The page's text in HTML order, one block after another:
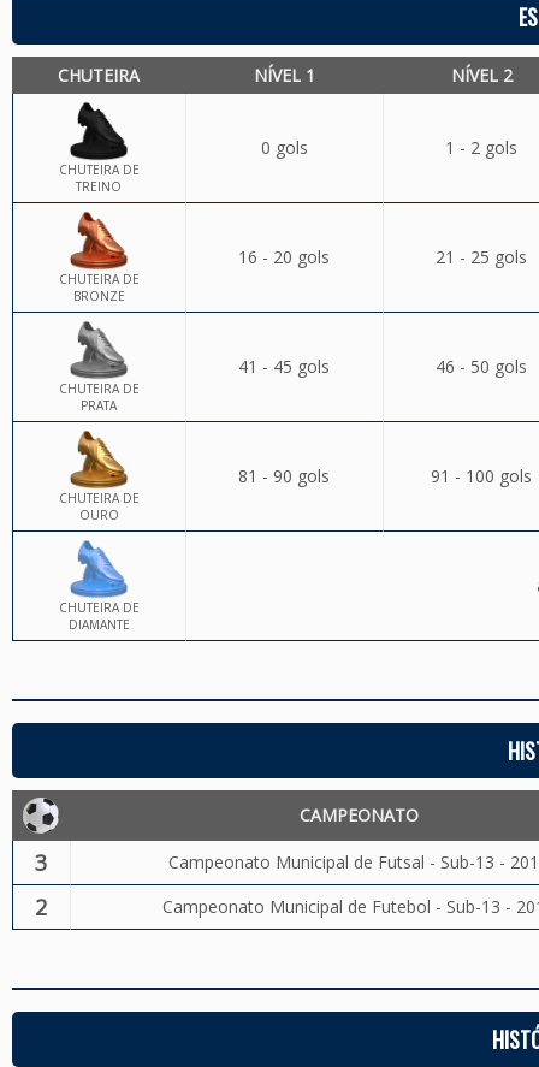
CHUTEIRA NÍVEL 1 NÍVEL 2
CHUTEIRA DE
TREINO
0 gols 1 - 2 gols
CHUTEIRA DE
BRONZE
16 - 20 gols 21 - 25 gols
CHUTEIRA DE
PRATA
41 - 45 gols 46 - 50 gols
CHUTEIRA DE
OURO
81 - 90 gols 91 - 100 gols
CHUTEIRA DE
DIAMANTE
CAMPEONATO
3 Campeonato Municipal de Futsal - Sub-13 -
2 Campeonato Municipal de Futebol - Sub-13 -